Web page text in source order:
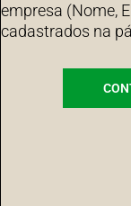
empresa (Nome,
cadastrados na